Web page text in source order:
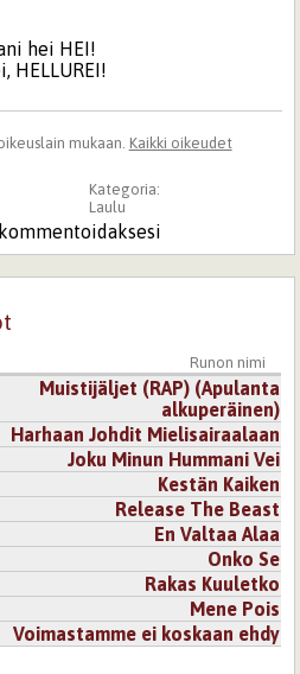
hei HEI!
HELLUREI!
mukaan. Kaikki oikeudet
Kategoria:
Laulu
kommentoidaksesi
Runon nimi
Muistijäljet (RAP) (Apulanta
alkuperäinen)
Harhaan Johdit Mielisairaalaan
Joku Minun Hummani Vei
Kestän Kaiken
Release The Beast
En Valtaa Alaa
Onko Se
Rakas Kuuletko
Mene Pois
Voimastamme ei koskaan ehdy